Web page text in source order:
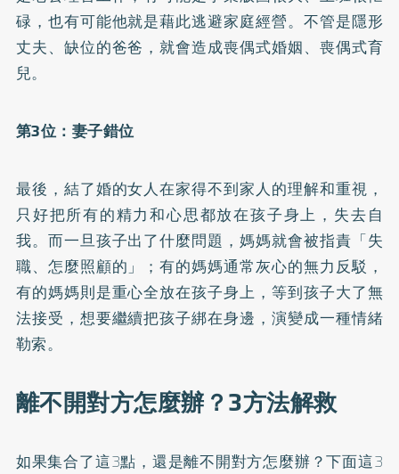
碌，也有可能他就是藉此逃避家庭經營。不管是隱形
丈夫、缺位的爸爸，就會造成喪偶式婚姻、喪偶式育
兒。
第3位：妻子錯位
最後，結了婚的女人在家得不到家人的理解和重視，
只好把所有的精力和心思都放在孩子身上，失去自
我。而一旦孩子出了什麼問題，媽媽就會被指責「失
職、怎麼照顧的」；有的媽媽通常灰心的無力反駁，
有的媽媽則是重心全放在孩子身上，等到孩子大了無
法接受，想要繼續把孩子綁在身邊，演變成一種情緒
勒索。
離不開對方怎麼辦？3方法解救
如果集合了這3點，還是離不開對方怎麼辦？下面這3